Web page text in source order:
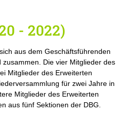
- 2022)
aus dem Geschäftsführenden
Die vier Mitglieder des
Mitglieder des Erweiterten
für zwei Jahre in
Mitglieder des Erweiterten
aus fünf Sektionen der DBG.